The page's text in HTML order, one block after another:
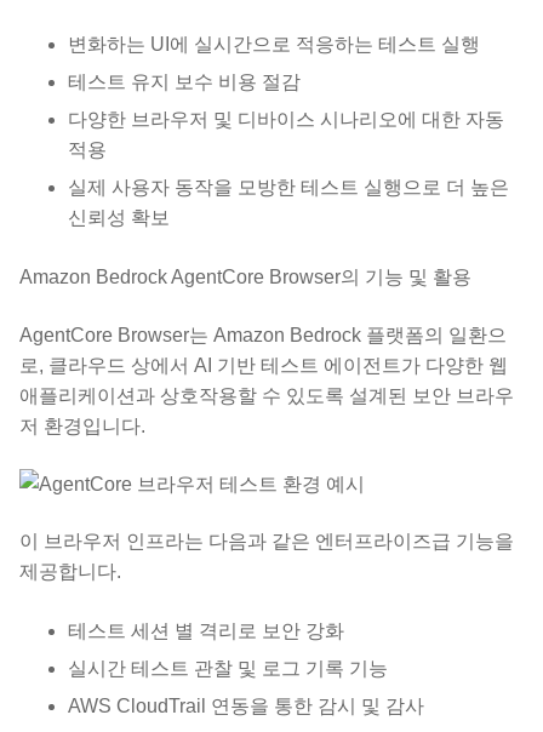
변화하는 UI에 실시간으로 적응하는 테스트 실행
테스트 유지 보수 비용 절감
다양한 브라우저 및 디바이스 시나리오에 대한 자동
적용
실제 사용자 동작을 모방한 테스트 실행으로 더 높은
신뢰성 확보
Amazon Bedrock AgentCore Browser의 기능 및 활용
AgentCore Browser는 Amazon Bedrock 플랫폼의 일환으
로, 클라우드 상에서 AI 기반 테스트 에이전트가 다양한 웹
애플리케이션과 상호작용할 수 있도록 설계된 보안 브라우
저 환경입니다.
이 브라우저 인프라는 다음과 같은 엔터프라이즈급 기능을
제공합니다.
테스트 세션 별 격리로 보안 강화
실시간 테스트 관찰 및 로그 기록 기능
AWS CloudTrail 연동을 통한 감시 및 감사